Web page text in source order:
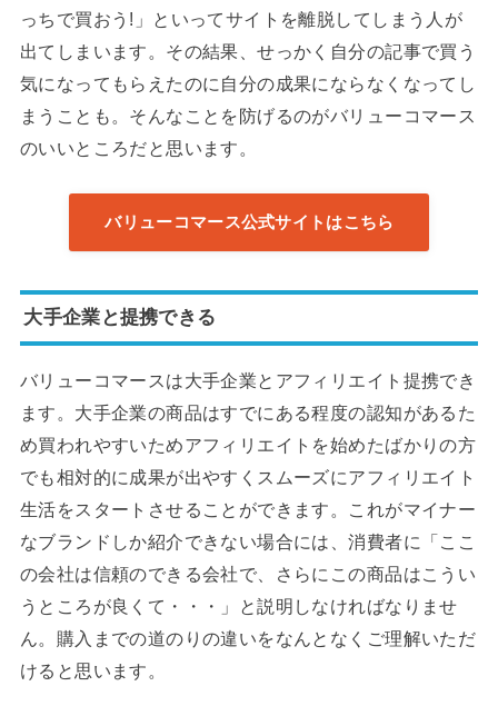
っちで買おう!」といってサイトを離脱してしまう人が
出てしまいます。その結果、せっかく自分の記事で買う
気になってもらえたのに自分の成果にならなくなってし
まうことも。そんなことを防げるのがバリューコマース
のいいところだと思います。
バリューコマース公式サイトはこちら
大手企業と提携できる
バリューコマースは大手企業とアフィリエイト提携でき
ます。大手企業の商品はすでにある程度の認知があるた
め買われやすいためアフィリエイトを始めたばかりの方
でも相対的に成果が出やすくスムーズにアフィリエイト
生活をスタートさせることができます。これがマイナー
なブランドしか紹介できない場合には、消費者に「ここ
の会社は信頼のできる会社で、さらにこの商品はこうい
うところが良くて・・・」と説明しなければなりませ
ん。購入までの道のりの違いをなんとなくご理解いただ
けると思います。